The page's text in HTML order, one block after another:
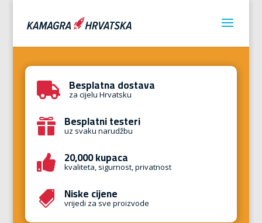
 Besplatna dostava
za cijelu Hrvatsku
 Besplatni testeri
uz svaku narudžbu
 20,000 kupaca
kvaliteta, sigurnost, privatnost
 Niske cijene
vrijedi za sve proizvode